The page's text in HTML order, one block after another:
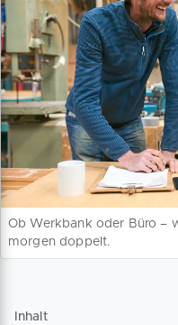
Ob Werkbank oder Büro –
morgen doppelt.
Inhalt